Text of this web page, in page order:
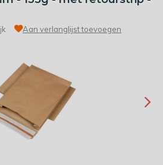
Aan verlanglijst toevoegen